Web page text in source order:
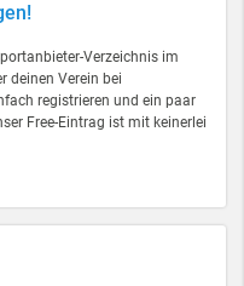
Verzeichnis im
deinen Verein bei
registrieren und ein paar
Free-Eintrag ist mit keinerlei